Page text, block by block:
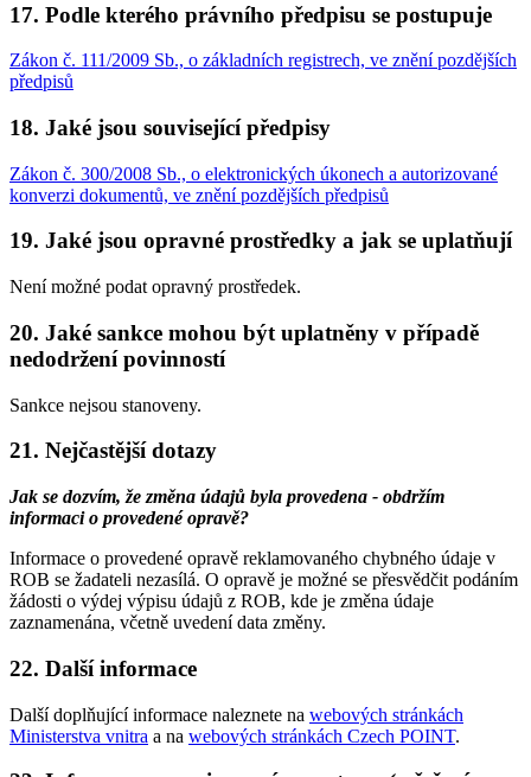
17. Podle kterého právního předpisu se postupuje
Zákon č. 111/2009 Sb., o základních registrech, ve znění pozdějších
předpisů
18. Jaké jsou související předpisy
Zákon č. 300/2008 Sb., o elektronických úkonech a autorizované
konverzi dokumentů, ve znění pozdějších předpisů
19. Jaké jsou opravné prostředky a jak se uplatňují
Není možné podat opravný prostředek.
20. Jaké sankce mohou být uplatněny v případě
nedodržení povinností
Sankce nejsou stanoveny.
21. Nejčastější dotazy
Jak se dozvím, že změna údajů byla provedena - obdržím
informaci o provedené opravě?
Informace o provedené opravě reklamovaného chybného údaje v
ROB se žadateli nezasílá. O opravě je možné se přesvědčit podáním
žádosti o výdej výpisu údajů z ROB, kde je změna údaje
zaznamenána, včetně uvedení data změny.
22. Další informace
Další doplňující informace naleznete na webových stránkách
Ministerstva vnitra a na webových stránkách Czech POINT.